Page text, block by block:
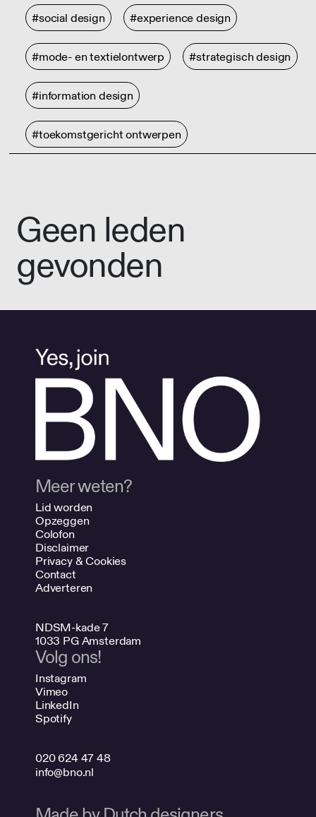
#social design #experience design
#mode- en textielontwerp #strategisch design
#information design
#toekomstgericht ontwerpen
Geen leden
gevonden
Meer weten?
Lid worden
Opzeggen
Colofon
Disclaimer
Privacy & Cookies
Contact
Adverteren
NDSM-kade 7
1033 PG Amsterdam
Volg ons!
Instagram
Vimeo
LinkedIn
Spotify
020 624 47 48
info@bno.nl